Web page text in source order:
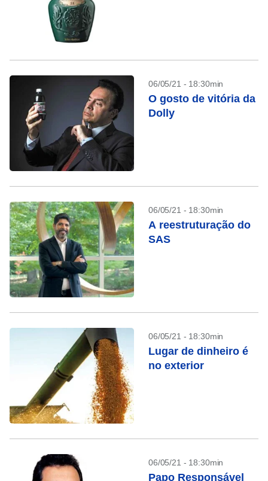
06/05/21 - 18:30min
O gosto de vitória da
Dolly
06/05/21 - 18:30min
A reestruturação do
SAS
06/05/21 - 18:30min
Lugar de dinheiro é
no exterior
06/05/21 - 18:30min
Papo Responsável